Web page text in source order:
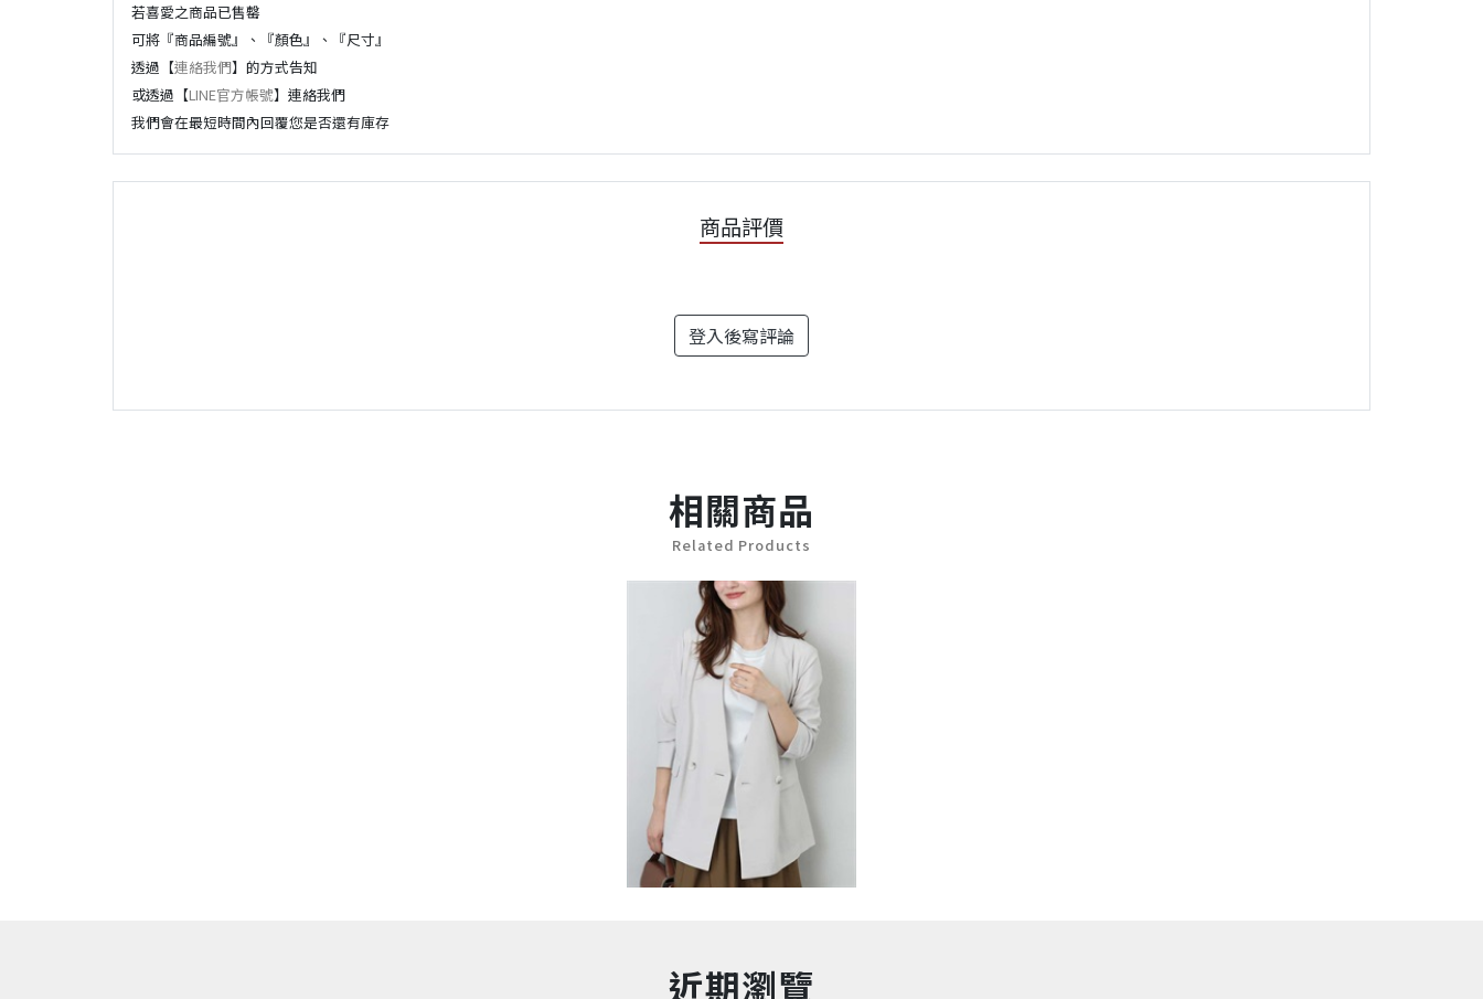
若喜愛之商品已售罄
可將『商品編號』、『顏色』、『尺寸』
透過【連絡我們】的方式告知
或透過【LINE官方帳號】連絡我們
我們會在最短時間內回覆您是否還有庫存
商品評價
登入後寫評論
相關商品
Related Products
近期瀏覽